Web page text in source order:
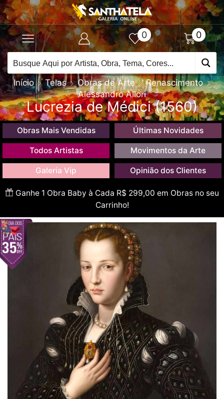
0 0
Início Telas Obras de Arte
Renascimento
Alessandro Allori
Lucrezia de Médici (1560)
Obras Mais Vendidas Últimas Novidades
Todos Artistas Movimentos da Arte
Galeria Vip Opinião dos Clientes
Ganhe 1 Obra Baby à Cada R$ 299,00 em Obras no seu
Carrinho!